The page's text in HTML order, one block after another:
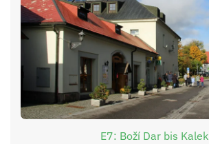
E7: Boží Dar bis Kalek